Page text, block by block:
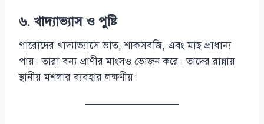
৬. খাদ্যাভ্যাস ও পুষ্টি
গারোদের খাদ্যাভ্যাসে ভাত, শাকসবজি, এবং মাছ প্রাধান্য
পায়। তারা বন্য প্রাণীর মাংসও ভোজন করে। তাদের রান্নায়
স্থানীয় মশলার ব্যবহার লক্ষণীয়।